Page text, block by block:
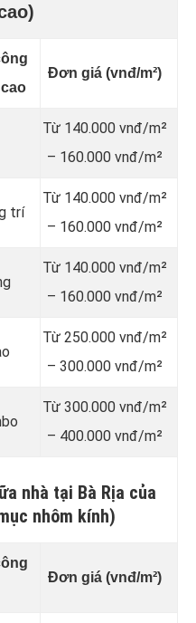
Đơn giá (vnđ/m²)
Từ 140.000 vnđ/m²
– 160.000 vnđ/m²
trí
Từ 140.000 vnđ/m²
– 160.000 vnđ/m²
Từ 140.000 vnđ/m²
– 160.000 vnđ/m²
Từ 250.000 vnđ/m²
– 300.000 vnđ/m²
Từ 300.000 vnđ/m²
– 400.000 vnđ/m²
nhà tại Bà Rịa của
nhôm kính)
Đơn giá (vnđ/m²)